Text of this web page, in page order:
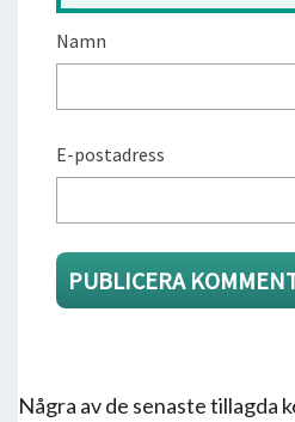
Namn
E-postadress
Några av de senaste tillagda